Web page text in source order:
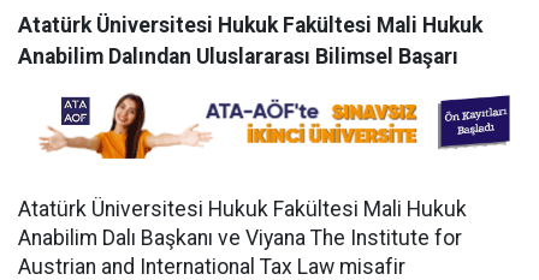
Atatürk Üniversitesi Hukuk Fakültesi Mali Hukuk
Anabilim Dalından Uluslararası Bilimsel Başarı
Atatürk Üniversitesi Hukuk Fakültesi Mali Hukuk
Anabilim Dalı Başkanı ve Viyana The Institute for
Austrian and International Tax Law misafir